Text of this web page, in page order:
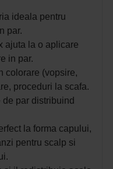
ideala pentru
par.
ajuta la o aplicare
in par.
colorare (vopsire,
proceduri la scafa.
par distribuind
la forma capului,
pentru scalp si